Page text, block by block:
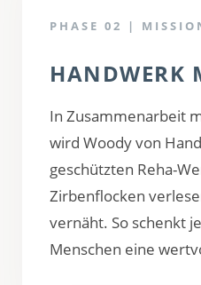
PHASE 02 |
HANDWERK
In Zusammenarbeit
wird Woody von
geschützten Reha-
Zirbenflocken
vernäht. So schenkt
Menschen eine